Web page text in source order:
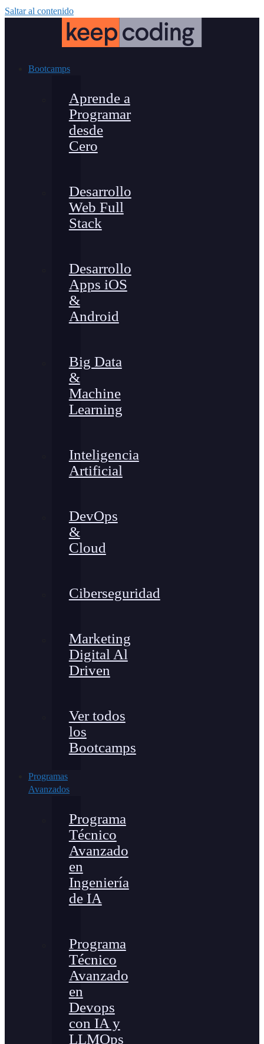
Saltar al contenido
Bootcamps
Aprende a
Programar
desde
Cero
Desarrollo
Web Full
Stack
Desarrollo
Apps iOS
&
Android
Big Data
&
Machine
Learning
Inteligencia
Artificial
DevOps
&
Cloud
Ciberseguridad
Marketing
Digital Al
Driven
Ver todos
los
Bootcamps
Programas
Avanzados
Programa
Técnico
Avanzado
en
Ingeniería
de IA
Programa
Técnico
Avanzado
en
Devops
con IA y
LLMOps